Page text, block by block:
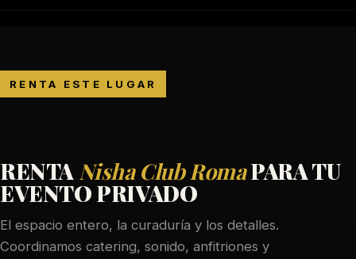
RENTA ESTE LUGAR
RENTA Nisha Club RomaPARA TU
EVENTO PRIVADO
El espacio entero, la curaduría y los detalles.
Coordinamos catering, sonido, anfitriones y